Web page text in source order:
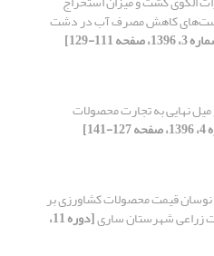
کاهش مصرف آب در دشت
نهایی به تجارت محصولات
نوسان قیمت محصولات کشاورزی بر
زراعی شهرستان ساری [دوره 11،